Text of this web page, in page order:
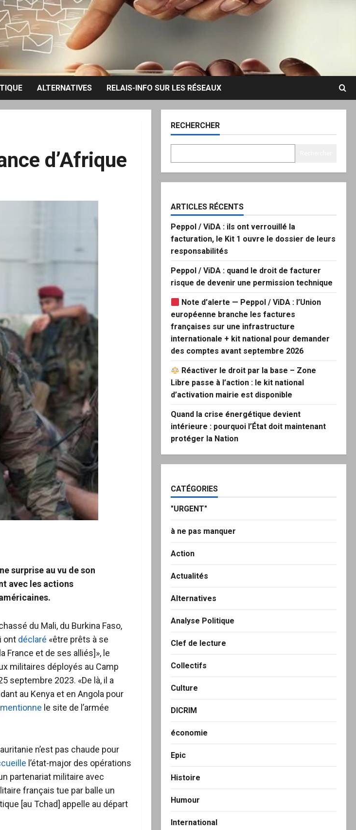
ALTERNATIVES RELAIS-INFO SUR LES RÉSEAUX
d’Afrique
surprise au vu de son
avec les actions
du Mali, du Burkina Faso,
ont déclaré «être prêts à se
France et de ses alliés]», le
militaires déployés au Camp
septembre 2023. «De là, il a
au Kenya et en Angola pour
mentionne le site de l’armée
n’est pas chaude pour
l’état-major des opérations
partenariat militaire avec
français tue par balle un
[au Tchad] appelle au départ
RECHERCHER
ARTICLES RÉCENTS
Peppol / ViDA : ils ont verrouillé la
facturation, le Kit 1 ouvre le dossier de leurs
responsabilités
Peppol / ViDA : quand le droit de facturer
risque de devenir une permission technique
Note d’alerte — Peppol / ViDA : l’Union
européenne branche les factures
françaises sur une infrastructure
internationale + kit national pour demander
des comptes avant septembre 2026
Réactiver le droit par la base – Zone
Libre passe à l’action : le kit national
d’activation mairie est disponible
Quand la crise énergétique devient
intérieure : pourquoi l’État doit maintenant
protéger la Nation
CATÉGORIES
"URGENT"
à ne pas manquer
Action
Actualités
Alternatives
Analyse Politique
Clef de lecture
Collectifs
Culture
DICRIM
économie
Epic
Histoire
Humour
International